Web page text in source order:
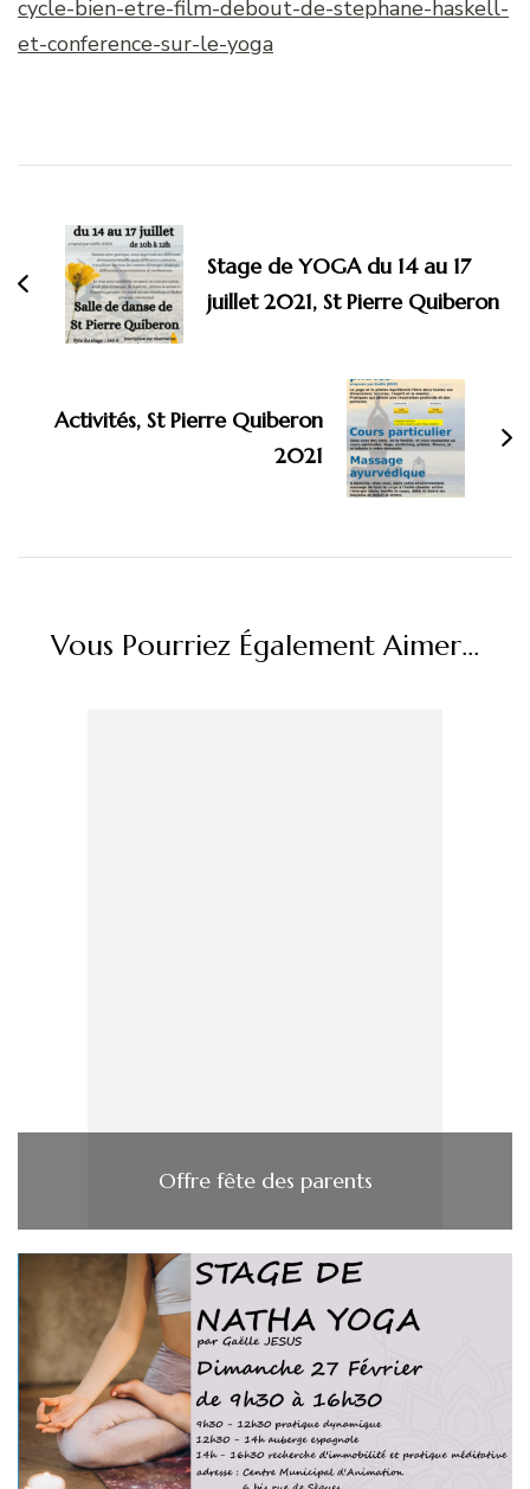
cycle-bien-etre-film-debout-de-stephane-haskell-
et-conference-sur-le-yoga
d'article
Stage de YOGA du 14 au 17
juillet 2021, St Pierre Quiberon
Activités, St Pierre Quiberon
2021
Vous Pourriez Également Aimer...
Offre fête des parents